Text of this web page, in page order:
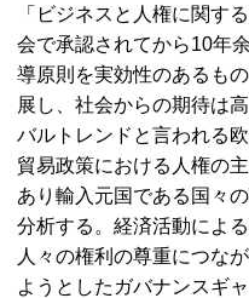
「ビジネスと人権に関す
会で承認されてから10年
導原則を実効性のあるも
展し、社会からの期待は
バルトレンドと言われる
貿易政策における人権の
あり輸入元国である国々
分析する。経済活動によ
人々の権利の尊重につな
ようとしたガバナンスギ